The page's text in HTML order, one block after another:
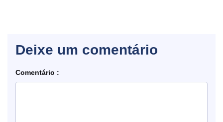
Deixe um comentário
Comentário